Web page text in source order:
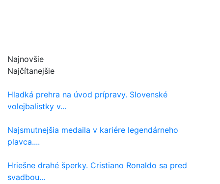
Najnovšie
Najčítanejšie
Hladká prehra na úvod prípravy. Slovenské
volejbalistky v...
Najsmutnejšia medaila v kariére legendárneho
plavca....
Hriešne drahé šperky. Cristiano Ronaldo sa pred
svadbou...